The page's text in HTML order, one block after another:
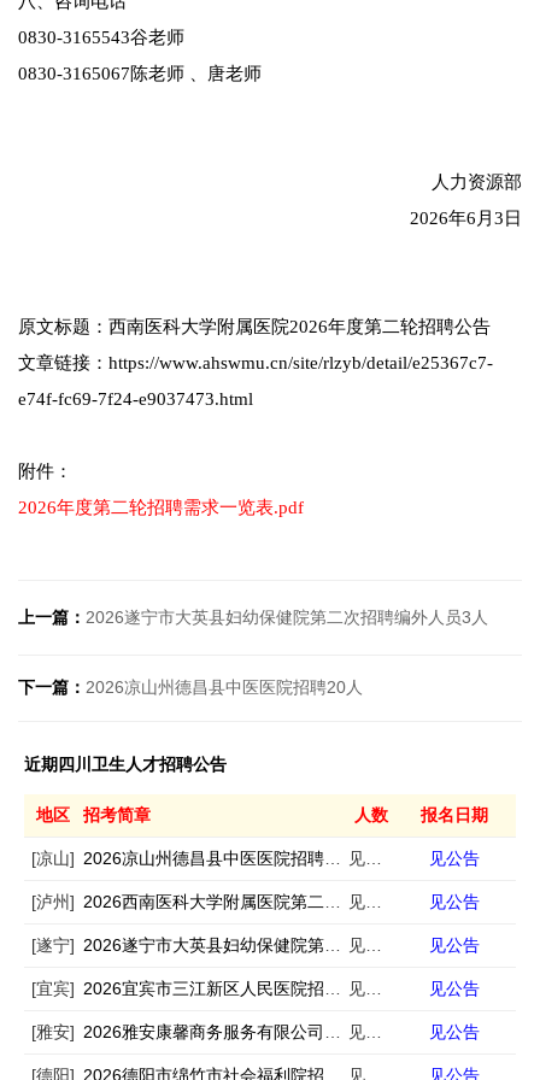
0830-3165543谷老师
0830-3165067陈老师 、唐老师
人力资源部
2026年6月3日
原文标题：西南医科大学附属医院2026年度第二轮招聘公告
文章链接：https://www.ahswmu.cn/site/rlzyb/detail/e25367c7-
e74f-fc69-7f24-e9037473.html
附件：
2026年度第二轮招聘需求一览表.pdf
上一篇： 2026遂宁市大英县妇幼保健院第二次招聘编外人员3人
下一篇： 2026凉山州德昌县中医医院招聘20人
近期四川卫生人才招聘公告
地区 招考简章 人数 报名日期
[凉山] 2026凉山州德昌县中医医院招聘20人 见公告 见公告
[泸州] 2026西南医科大学附属医院第二轮招聘59人 见公告 见公告
[遂宁] 2026遂宁市大英县妇幼保健院第二次招聘编外人员3人 见公告 见公告
[宜宾] 2026宜宾市三江新区人民医院招聘61人 见公告 见公告
[雅安] 2026雅安康馨商务服务有限公司招聘15人 见公告 见公告
[德阳] 见公告